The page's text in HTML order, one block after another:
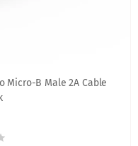
Micro-B Male 2A Cable